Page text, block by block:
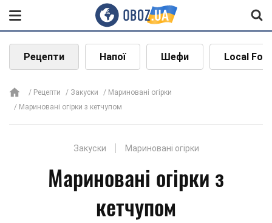
Рецепти Напої Шефи Local
Рецепти Закуски
Мариновані огірки
Мариновані огірки з кетчупом
Закуски Мариновані огірки
Мариновані огірки з
кетчупом